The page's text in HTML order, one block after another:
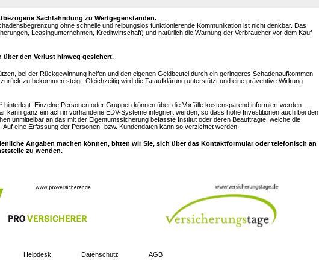
Sachfahndung zu Wertgegenständen.
ohne schnelle und reibungslos funktionierende Kommunikation ist nicht denkbar. Das
Leasingunternehmen, Kreditwirtschaft) und natürlich die Warnung der Verbraucher vor dem Kauf
den Verlust hinweg gesichert.
bei der Rückgewinnung helfen und den eigenen Geldbeutel durch ein geringeres Schadenaufkommen
zu bekommen steigt. Gleichzeitig wird die Tataufklärung unterstützt und eine präventive Wirkung
hinterlegt. Einzelne Personen oder Gruppen können über die Vorfälle kostensparend informiert werden.
ganz einfach in vorhandene EDV-Systeme integriert werden, so dass hohe Investitionen auch bei den
unmittelbar an das mit der Eigentumssicherung befasste Institut oder deren Beauftragte, welche die
eine Erfassung der Personen- bzw. Kundendaten kann so verzichtet werden.
Angaben machen können, bitten wir Sie, sich über das Kontaktformular oder telefonisch an
zu wenden.
Helpdesk Datenschutz AGB